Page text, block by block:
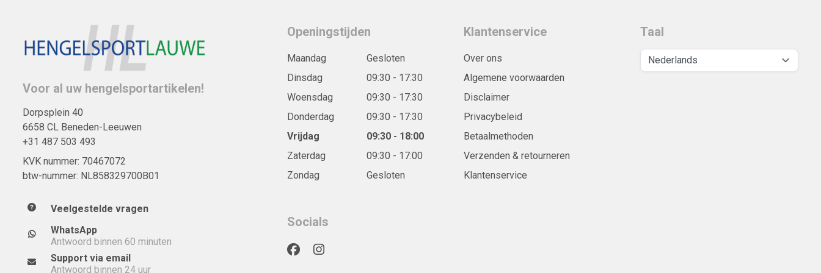
Voor al uw hengelsportartikelen!
Dorpsplein 40
6658 CL Beneden-Leeuwen
+31 487 503 493
KVK nummer: 70467072
btw-nummer: NL858329700B01
Veelgestelde vragen
WhatsApp
Antwoord binnen 60 minuten
Support via email
Antwoord binnen 24 uur
Openingstijden
Maandag
Gesloten
Dinsdag
09:30 - 17:30
Woensdag
09:30 - 17:30
Donderdag
09:30 - 17:30
Vrijdag
09:30 - 18:00
Zaterdag
09:30 - 17:00
Zondag
Gesloten
Socials
Klantenservice
Over ons
Algemene voorwaarden
Disclaimer
Privacybeleid
Betaalmethoden
Verzenden & retourneren
Klantenservice
Taal